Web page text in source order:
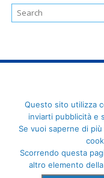
FederCUSI:
Angelo Brofferio,
Questo sito utilizza
inviarti pubblicità e
Se vuoi saperne di
Scorrendo questa
altro elemento